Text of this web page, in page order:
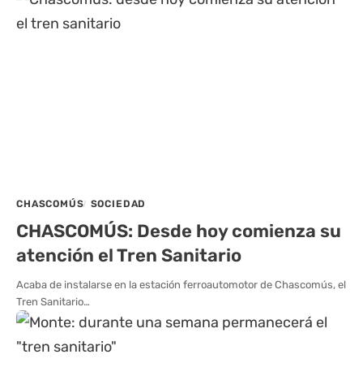
CHASCOMÚS SOCIEDAD
CHASCOMÚS: Desde hoy comienza su
atención el Tren Sanitario
Acaba de instalarse en la estación ferroautomotor de Chascomús, el
Tren Sanitario…